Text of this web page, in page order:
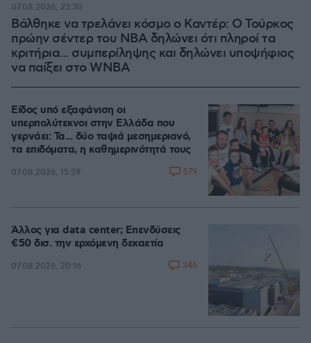
Βάλθηκε να τρελάνει κόσμο ο Καντέρ: Ο Τούρκος
πρώην σέντερ του NBA δηλώνει ότι πληροί τα
κριτήρια... συμπερίληψης και δηλώνει υποψήφιος
να παίξει στο WNBA
07.08.2026, 23:30
Είδος υπό εξαφάνιση οι
υπερπολύτεκνοι στην Ελλάδα που
γερνάει: Τα... δύο ταψιά μεσημεριανό,
τα επιδόματα, η καθημερινότητά τους
07.08.2026, 15:59 579
Άλλος για data center; Επενδύσεις
€50 δισ. την ερχόμενη δεκαετία
07.08.2026, 20:16 346